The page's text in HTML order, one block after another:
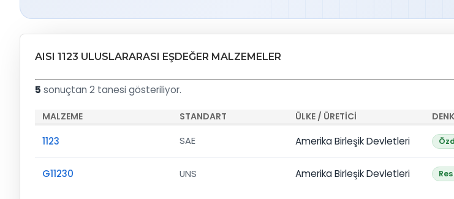
AISI 1123 ULUSLARARASI EŞDEĞER MALZEMELER
5 sonuçtan 2 tanesi gösteriliyor.
MALZEME STANDART ÜLKE / ÜRETICI
1123 SAE Amerika Birleşik Devletleri
G11230 UNS Amerika Birleşik Devletleri